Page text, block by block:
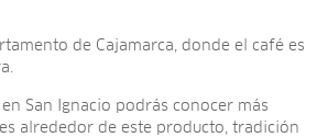
de Cajamarca, donde el café es
San Ignacio podrás conocer más
alrededor de este producto, tradición